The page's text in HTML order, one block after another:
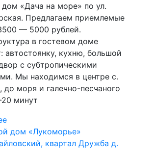
дом «Дача на море» по ул.
Предлагаем приемлемые
— 5000 рублей.
в гостевом доме
автостоянку, кухню, большой
с субтропическими
Мы находимся в центре с.
до моря и галечно-песчаного
минут